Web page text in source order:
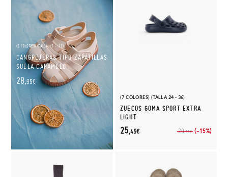
(2 COLORES) (TALLA 19 - 32)
CANGREJERAS TIPO ZAPATILLAS
SUELA CARAMELO
28, 95€
(7 COLORES) (TALLA 24 - 36)
ZUECOS GOMA SPORT EXTRA
LIGHT
29,95€ (-15%)
25,45€